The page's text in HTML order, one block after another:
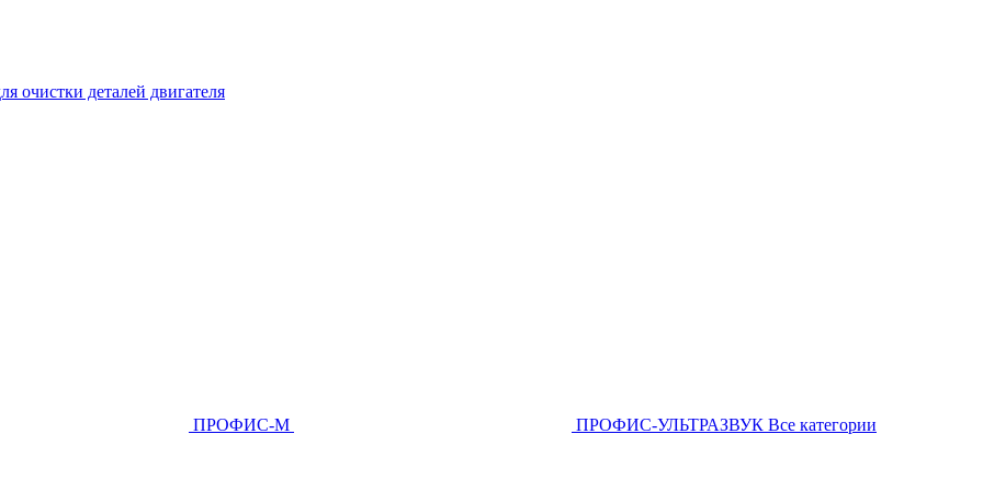
очистки деталей двигателя
ПРОФИС-М ПРОФИС-УЛЬТРАЗВУК Все категории